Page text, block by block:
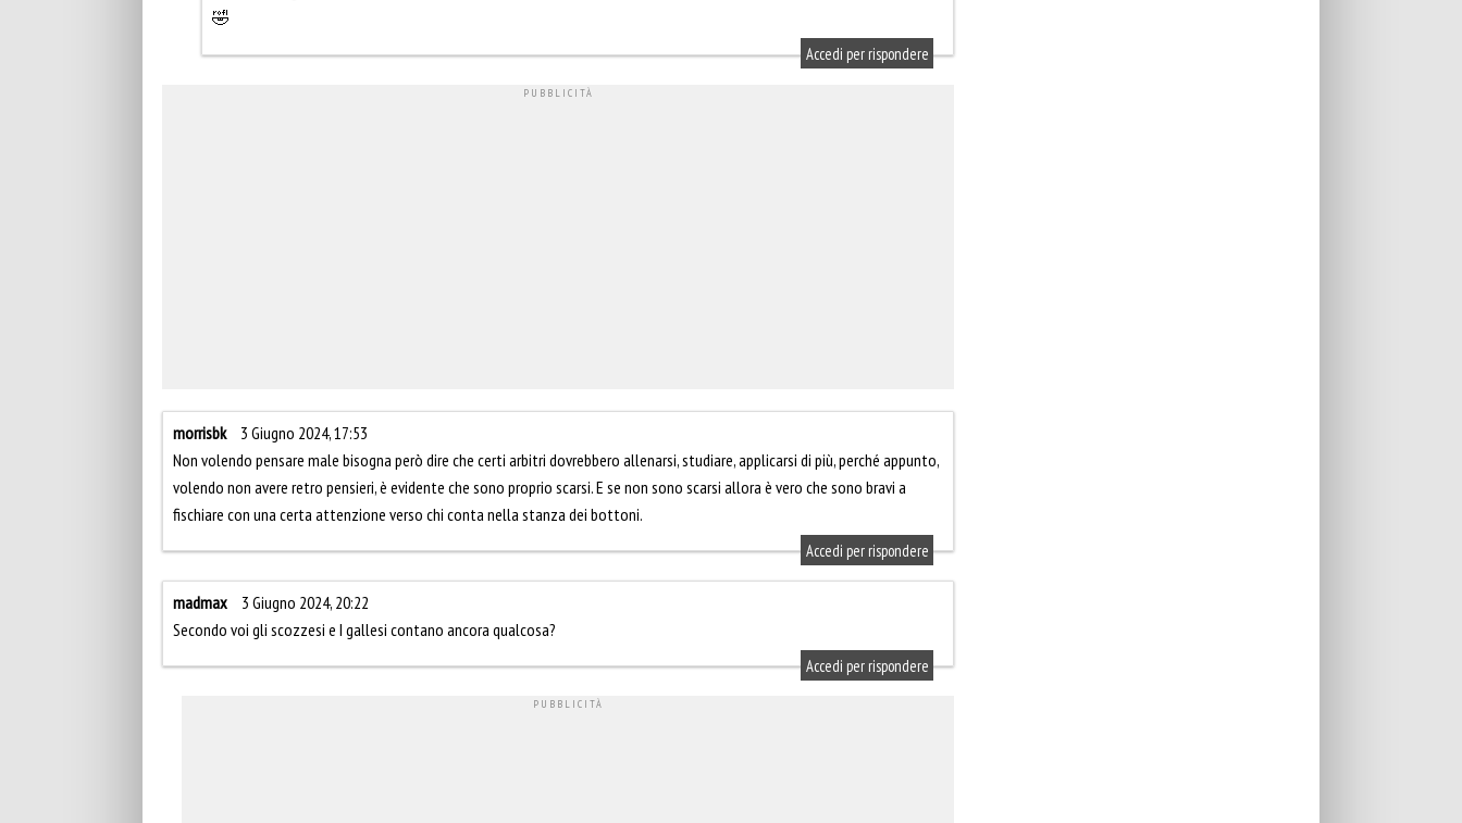
🤣
Accedi per rispondere
morrisbk
3 Giugno 2024, 17:53
Non volendo pensare male bisogna però dire che certi arbitri dovrebbero allenarsi, studiare, applicarsi di più, perché appunto,
volendo non avere retro pensieri, è evidente che sono proprio scarsi. E se non sono scarsi allora è vero che sono bravi a
fischiare con una certa attenzione verso chi conta nella stanza dei bottoni.
Accedi per rispondere
madmax
3 Giugno 2024, 20:22
Secondo voi gli scozzesi e I gallesi contano ancora qualcosa?
Accedi per rispondere